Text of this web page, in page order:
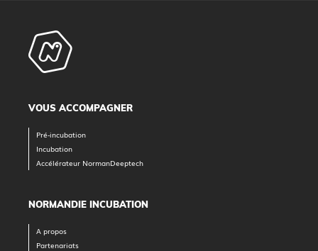
VOUS ACCOMPAGNER
Pré-incubation
Incubation
Accélérateur NormanDeeptech
NORMANDIE INCUBATION
A propos
Partenariats